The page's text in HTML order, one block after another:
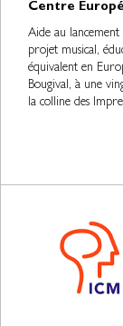
Centre
Aide au
projet musical,
équivalent en
Bougival, à une
la colline des